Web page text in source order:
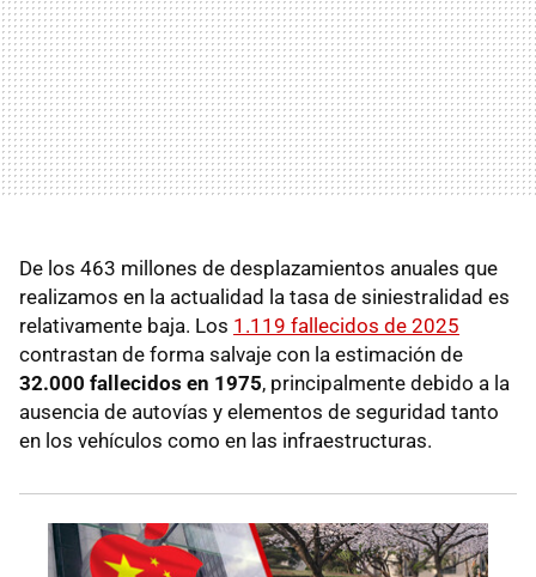
De los 463 millones de desplazamientos anuales que
realizamos en la actualidad la tasa de siniestralidad es
relativamente baja. Los 1.119 fallecidos de 2025
contrastan de forma salvaje con la estimación de
32.000 fallecidos en 1975, principalmente debido a la
ausencia de autovías y elementos de seguridad tanto
en los vehículos como en las infraestructuras.